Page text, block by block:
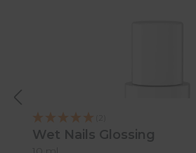
Wet Nails Glossing